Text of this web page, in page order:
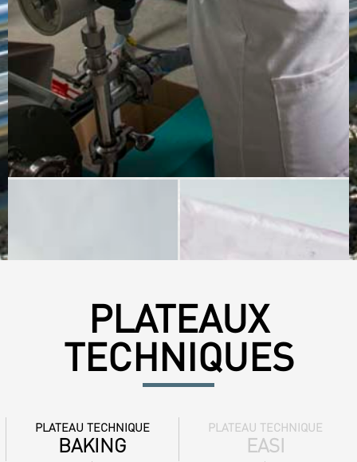
PLATEAUX
TECHNIQUES
PLATEAU TECHNIQUE
BAKING
PLATEAU TECHNIQUE
EASI